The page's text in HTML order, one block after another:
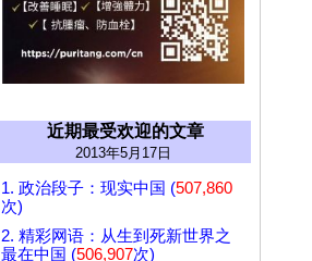
近期最受欢迎的文章
2013年5月17日
1. 政治段子：现实中国 (507,860
次)
2. 精彩网语：从生到死新世界之
最在中国 (506,907次)